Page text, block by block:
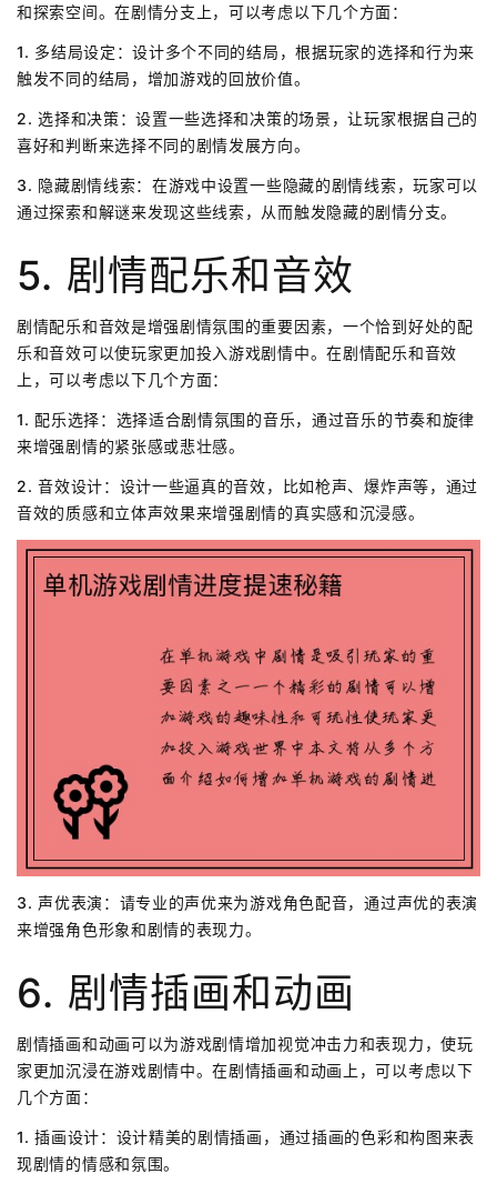
和探索空间。在剧情分支上，可以考虑以下几个方面：
1. 多结局设定：设计多个不同的结局，根据玩家的选择和行为来
触发不同的结局，增加游戏的回放价值。
2. 选择和决策：设置一些选择和决策的场景，让玩家根据自己的
喜好和判断来选择不同的剧情发展方向。
3. 隐藏剧情线索：在游戏中设置一些隐藏的剧情线索，玩家可以
通过探索和解谜来发现这些线索，从而触发隐藏的剧情分支。
5. 剧情配乐和音效
剧情配乐和音效是增强剧情氛围的重要因素，一个恰到好处的配
乐和音效可以使玩家更加投入游戏剧情中。在剧情配乐和音效
上，可以考虑以下几个方面：
1. 配乐选择：选择适合剧情氛围的音乐，通过音乐的节奏和旋律
来增强剧情的紧张感或悲壮感。
2. 音效设计：设计一些逼真的音效，比如枪声、爆炸声等，通过
音效的质感和立体声效果来增强剧情的真实感和沉浸感。
3. 声优表演：请专业的声优来为游戏角色配音，通过声优的表演
来增强角色形象和剧情的表现力。
6. 剧情插画和动画
剧情插画和动画可以为游戏剧情增加视觉冲击力和表现力，使玩
家更加沉浸在游戏剧情中。在剧情插画和动画上，可以考虑以下
几个方面：
1. 插画设计：设计精美的剧情插画，通过插画的色彩和构图来表
现剧情的情感和氛围。